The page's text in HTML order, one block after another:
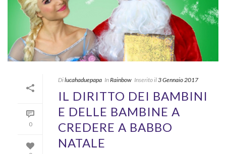
0
Dilucahaduepapa InRainbow Inserito il3 Gennaio 2017
IL DIRITTO DEI BAMBINI
E DELLE BAMBINE A
CREDERE A BABBO
NATALE